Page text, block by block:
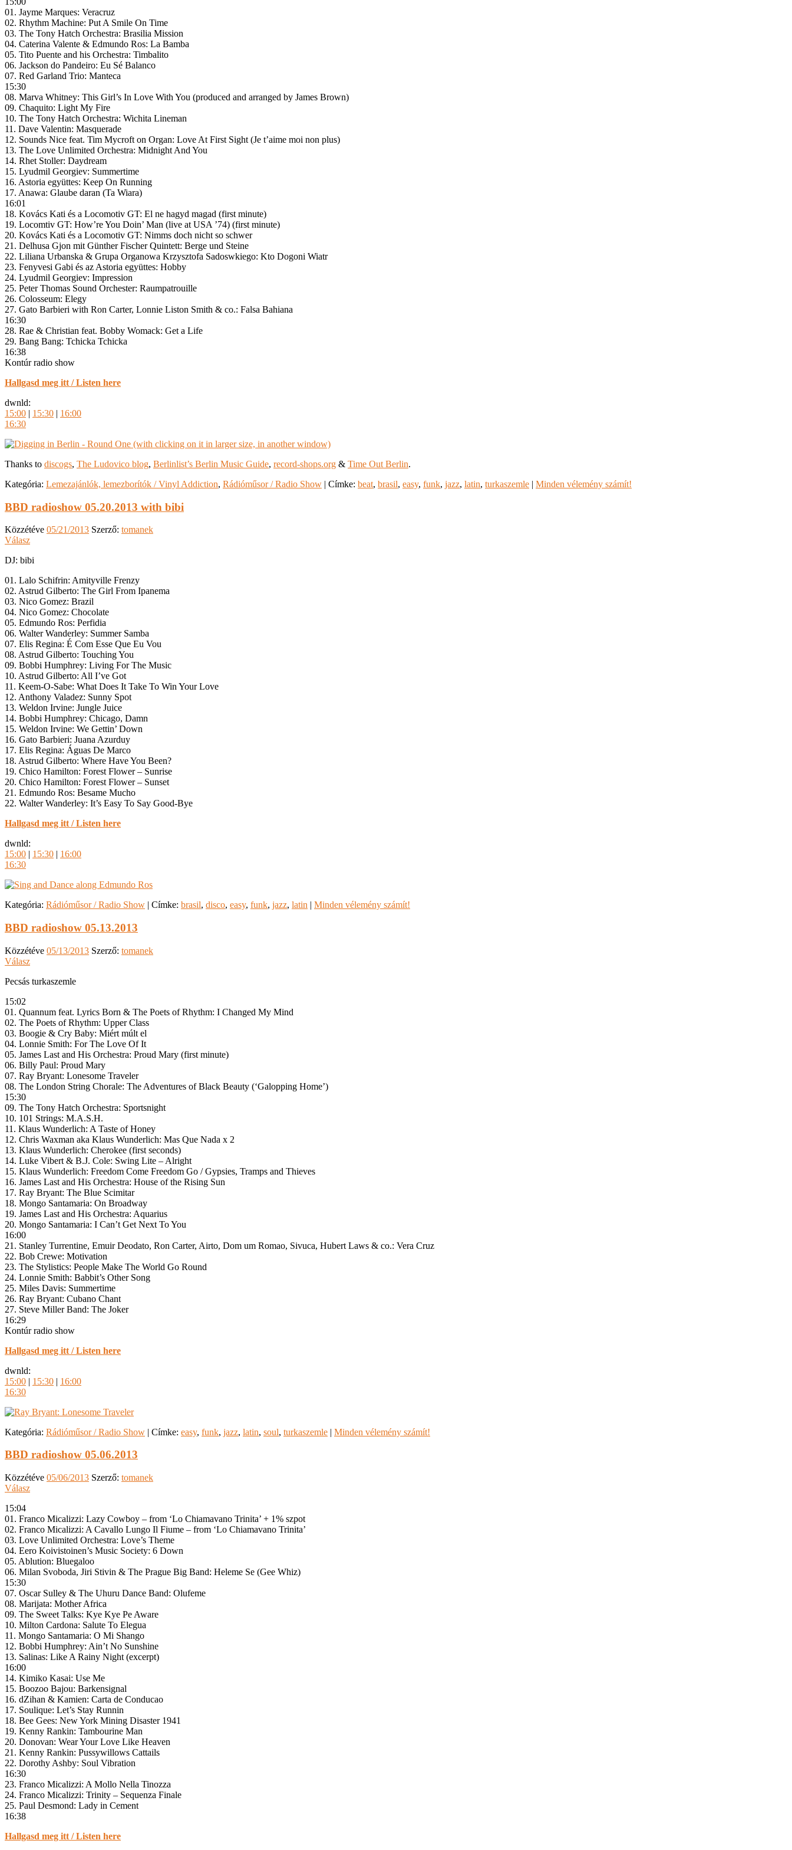
01. Jayme Marques: Veracruz
02. Rhythm Machine: Put A Smile On Time
03. The Tony Hatch Orchestra: Brasilia Mission
04. Caterina Valente & Edmundo Ros: La Bamba
05. Tito Puente and his Orchestra: Timbalito
06. Jackson do Pandeiro: Eu Sé Balanco
07. Red Garland Trio: Manteca
15:30
08. Marva Whitney: This Girl’s In Love With You (produced and arranged by James Brown)
09. Chaquito: Light My Fire
10. The Tony Hatch Orchestra: Wichita Lineman
11. Dave Valentin: Masquerade
12. Sounds Nice feat. Tim Mycroft on Organ: Love At First Sight (Je t’aime moi non plus)
13. The Love Unlimited Orchestra: Midnight And You
14. Rhet Stoller: Daydream
15. Lyudmil Georgiev: Summertime
16. Astoria együttes: Keep On Running
17. Anawa: Glaube daran (Ta Wiara)
16:01
18. Kovács Kati és a Locomotiv GT: El ne hagyd magad (first minute)
19. Locomtiv GT: How’re You Doin’ Man (live at USA ’74) (first minute)
20. Kovács Kati és a Locomotiv GT: Nimms doch nicht so schwer
21. Delhusa Gjon mit Günther Fischer Quintett: Berge und Steine
22. Liliana Urbanska & Grupa Organowa Krzysztofa Sadoswkiego: Kto Dogoni Wiatr
23. Fenyvesi Gabi és az Astoria együttes: Hobby
24. Lyudmil Georgiev: Impression
25. Peter Thomas Sound Orchester: Raumpatrouille
26. Colosseum: Elegy
27. Gato Barbieri with Ron Carter, Lonnie Liston Smith & co.: Falsa Bahiana
16:30
28. Rae & Christian feat. Bobby Womack: Get a Life
29. Bang Bang: Tchicka Tchicka
16:38
Kontúr radio show
Hallgasd meg itt / Listen here
dwnld:
15:00 | 15:30 | 16:00
16:30
Thanks to discogs, The Ludovico blog, Berlinlist’s Berlin Music Guide, record-shops.org & Time Out Berlin.
Kategória: Lemezajánlók, lemezborítók / Vinyl Addiction, Rádióműsor / Radio Show | Címke: beat, brasil, easy, funk, jazz, latin, turkaszemle | Minden vélemény számít!
BBD radioshow 05.20.2013 with bibi
Közzétéve 05/21/2013 Szerző: tomanek
Válasz
DJ: bibi
01. Lalo Schifrin: Amityville Frenzy
02. Astrud Gilberto: The Girl From Ipanema
03. Nico Gomez: Brazil
04. Nico Gomez: Chocolate
05. Edmundo Ros: Perfidia
06. Walter Wanderley: Summer Samba
07. Elis Regina: É Com Esse Que Eu Vou
08. Astrud Gilberto: Touching You
09. Bobbi Humphrey: Living For The Music
10. Astrud Gilberto: All I’ve Got
11. Keem-O-Sabe: What Does It Take To Win Your Love
12. Anthony Valadez: Sunny Spot
13. Weldon Irvine: Jungle Juice
14. Bobbi Humphrey: Chicago, Damn
15. Weldon Irvine: We Gettin’ Down
16. Gato Barbieri: Juana Azurduy
17. Elis Regina: Águas De Marco
18. Astrud Gilberto: Where Have You Been?
19. Chico Hamilton: Forest Flower – Sunrise
20. Chico Hamilton: Forest Flower – Sunset
21. Edmundo Ros: Besame Mucho
22. Walter Wanderley: It’s Easy To Say Good-Bye
Hallgasd meg itt / Listen here
dwnld:
15:00 | 15:30 | 16:00
16:30
Kategória: Rádióműsor / Radio Show | Címke: brasil, disco, easy, funk, jazz, latin | Minden vélemény számít!
BBD radioshow 05.13.2013
Közzétéve 05/13/2013 Szerző: tomanek
Válasz
Pecsás turkaszemle
15:02
01. Quannum feat. Lyrics Born & The Poets of Rhythm: I Changed My Mind
02. The Poets of Rhythm: Upper Class
03. Boogie & Cry Baby: Miért múlt el
04. Lonnie Smith: For The Love Of It
05. James Last and His Orchestra: Proud Mary (first minute)
06. Billy Paul: Proud Mary
07. Ray Bryant: Lonesome Traveler
08. The London String Chorale: The Adventures of Black Beauty (‘Galopping Home’)
15:30
09. The Tony Hatch Orchestra: Sportsnight
10. 101 Strings: M.A.S.H.
11. Klaus Wunderlich: A Taste of Honey
12. Chris Waxman aka Klaus Wunderlich: Mas Que Nada x 2
13. Klaus Wunderlich: Cherokee (first seconds)
14. Luke Vibert & B.J. Cole: Swing Lite – Alright
15. Klaus Wunderlich: Freedom Come Freedom Go / Gypsies, Tramps and Thieves
16. James Last and His Orchestra: House of the Rising Sun
17. Ray Bryant: The Blue Scimitar
18. Mongo Santamaria: On Broadway
19. James Last and His Orchestra: Aquarius
20. Mongo Santamaria: I Can’t Get Next To You
16:00
21. Stanley Turrentine, Emuir Deodato, Ron Carter, Airto, Dom um Romao, Sivuca, Hubert Laws & co.: Vera Cruz
22. Bob Crewe: Motivation
23. The Stylistics: People Make The World Go Round
24. Lonnie Smith: Babbit’s Other Song
25. Miles Davis: Summertime
26. Ray Bryant: Cubano Chant
27. Steve Miller Band: The Joker
16:29
Kontúr radio show
Hallgasd meg itt / Listen here
dwnld:
15:00 | 15:30 | 16:00
16:30
Kategória: Rádióműsor / Radio Show | Címke: easy, funk, jazz, latin, soul, turkaszemle | Minden vélemény számít!
BBD radioshow 05.06.2013
Közzétéve 05/06/2013 Szerző: tomanek
Válasz
15:04
01. Franco Micalizzi: Lazy Cowboy – from ‘Lo Chiamavano Trinita’ + 1% szpot
02. Franco Micalizzi: A Cavallo Lungo Il Fiume – from ‘Lo Chiamavano Trinita’
03. Love Unlimited Orchestra: Love’s Theme
04. Eero Koivistoinen’s Music Society: 6 Down
05. Ablution: Bluegaloo
06. Milan Svoboda, Jiri Stivin & The Prague Big Band: Heleme Se (Gee Whiz)
15:30
07. Oscar Sulley & The Uhuru Dance Band: Olufeme
08. Marijata: Mother Africa
09. The Sweet Talks: Kye Kye Pe Aware
10. Milton Cardona: Salute To Elegua
11. Mongo Santamaria: O Mi Shango
12. Bobbi Humphrey: Ain’t No Sunshine
13. Salinas: Like A Rainy Night (excerpt)
16:00
14. Kimiko Kasai: Use Me
15. Boozoo Bajou: Barkensignal
16. dZihan & Kamien: Carta de Conducao
17. Soulique: Let’s Stay Runnin
18. Bee Gees: New York Mining Disaster 1941
19. Kenny Rankin: Tambourine Man
20. Donovan: Wear Your Love Like Heaven
21. Kenny Rankin: Pussywillows Cattails
22. Dorothy Ashby: Soul Vibration
16:30
23. Franco Micalizzi: A Mollo Nella Tinozza
24. Franco Micalizzi: Trinity – Sequenza Finale
25. Paul Desmond: Lady in Cement
16:38
Hallgasd meg itt / Listen here